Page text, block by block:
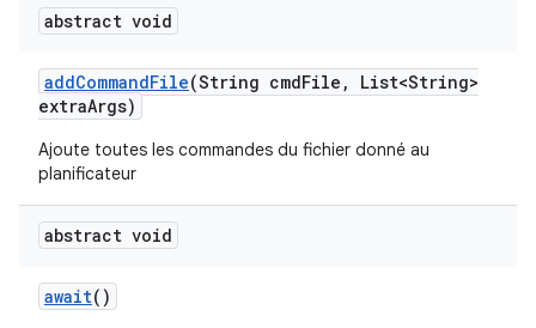
abstract void
addCommandFile(String cmdFile ,
List<String>
extraArgs)
Ajoute toutes les commandes du fichier donné au
planificateur
abstract void
await()